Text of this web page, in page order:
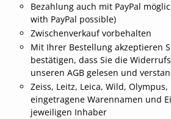
Bezahlung auch mit PayPal
with PayPal possible)
Zwischenverkauf vorbehalten
Mit Ihrer Bestellung akzeptieren
bestätigen, dass Sie die
unseren AGB gelesen und
Zeiss, Leitz, Leica, Wild,
eingetragene Warennamen und
jeweiligen Inhaber